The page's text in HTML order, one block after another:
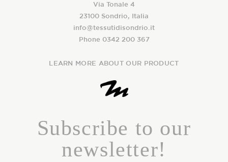
Via Tonale 4
23100 Sondrio, Italia
info@tessutidisondrio.it
Phone 0342 200 367
LEARN MORE ABOUT OUR PRODUCT
Subscribe to our
newsletter!